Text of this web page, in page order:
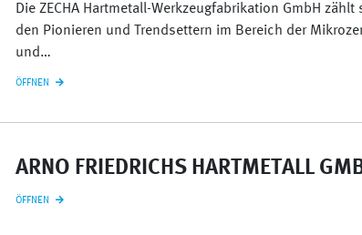
Die ZECHA Hartmetall-Werkzeugfabrikation GmbH zählt
den Pionieren und Trendsettern im Bereich der
und…
ÖFFNEN
ARNO FRIEDRICHS HARTMETALL
ÖFFNEN